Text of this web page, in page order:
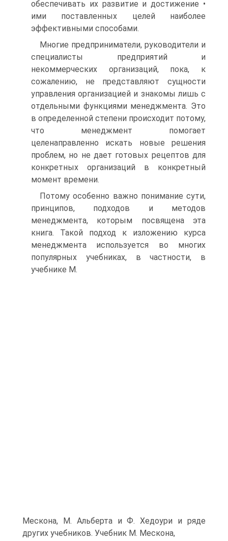
обеспечивать их развитие и достижение •
ими поставленных целей наиболее
эффективными способами.
Многие предприниматели, руководители и
специалисты предприятий и
некоммерческих организаций, пока, к
сожалению, не представляют сущности
управления организацией и знакомы лишь с
отдельными функциями менеджмента. Это
в определенной степени происходит потому,
что менеджмент помогает
целенаправленно искать новые решения
проблем, но не дает готовых рецептов для
конкретных организаций в конкретный
момент времени.
Потому особенно важно понимание сути,
принципов, подходов и методов
менеджмента, которым посвящена эта
книга. Такой подход к изложению курса
менеджмента используется во многих
популярных учебниках, в частности, в
учебнике М.
Мескона, М. Альберта и Ф. Хедоури и ряде
других учебников. Учебник М. Мескона,